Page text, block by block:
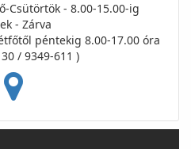
Csütörtök - 8.00-15.00-ig
- Zárva
péntekig 8.00-17.00 óra
/ 9349-611 )